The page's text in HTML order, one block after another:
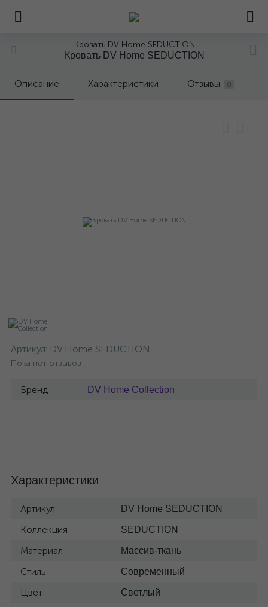
Кровать DV Home SEDUCTION
Кровать DV Home SEDUCTION
Описание Характеристики Отзывы 0
Артикул: DV Home SEDUCTION
Пока нет отзывов
Бренд DV Home Collection
Характеристики
Артикул DV Home SEDUCTION
Коллекция SEDUCTION
Материал Массив-ткань
Стиль Современный
Цвет Светлый